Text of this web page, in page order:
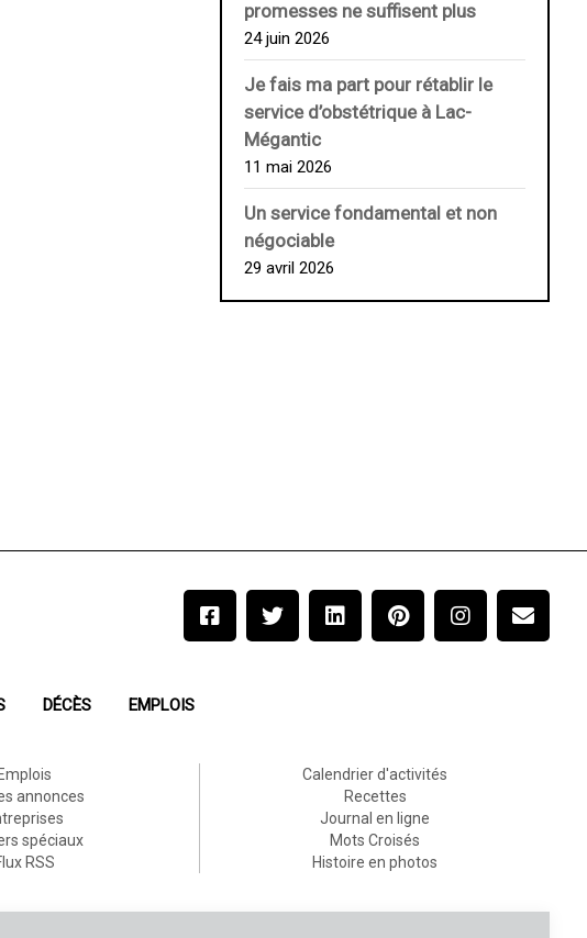
promesses ne suffisent plus
24 juin 2026
Je fais ma part pour rétablir le
service d’obstétrique à Lac-
Mégantic
11 mai 2026
Un service fondamental et non
négociable
29 avril 2026
DÉCÈS EMPLOIS
Emplois
annonces
spéciaux
RSS
Calendrier d'activités
Recettes
Journal en ligne
Mots Croisés
Histoire en photos